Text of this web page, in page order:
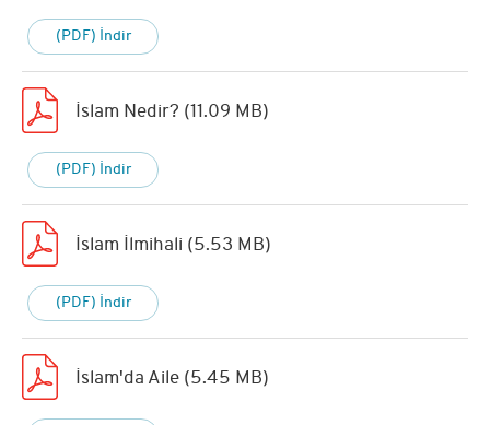
(PDF) İndir
İslam Nedir? (11.09 MB)
(PDF) İndir
İslam İlmihali (5.53 MB)
(PDF) İndir
İslam'da Aile (5.45 MB)